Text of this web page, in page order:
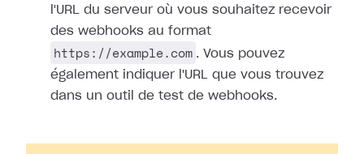
l'URL du serveur où vous souhaitez recevoir
des webhooks au format
https://example.com . Vous pouvez
également indiquer l'URL que vous trouvez
dans un outil de test de webhooks.